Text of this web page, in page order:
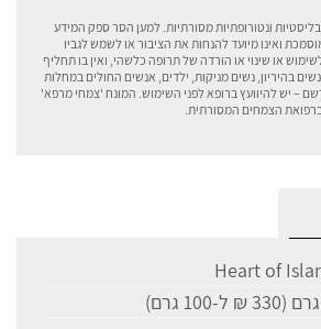
ונטורופתיות מסורתיות. למען הסר ספק המידע
ואינו מיועד להנחות את הציבור או לשמש לגביו
או שינוי או הורדה של תרופה כלשהי, ואין בו תחליף
בהיריון, נשים מניקות, ילדים, אנשים החולים במחלות
– יש להיוועץ ברופא לפני השימוש. המונח 'צמחי מרפא'
הצמחים המסורתית.
Heart of